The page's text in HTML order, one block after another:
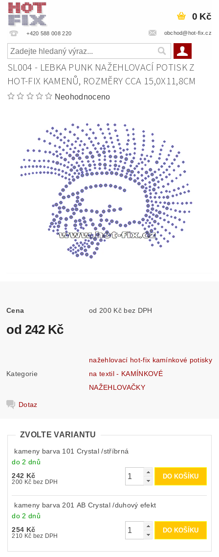
+420 588 008 220 obchod@hot-fix.cz
0 Kč
SL004 - LEBKA PUNK NAŽEHLOVACÍ POTISK Z
HOT-FIX KAMENŮ, ROZMĚRY CCA 15,0X11,8CM
Neohodnoceno
Cena od 200 Kč bez DPH
od 242 Kč
Kategorie
nažehlovací hot-fix kamínkové potisky
na textil - KAMÍNKOVÉ
NAŽEHLOVAČKY
Dotaz
ZVOLTE VARIANTU
kameny barva 101 Crystal /stříbrná
do 2 dnů
242 Kč
200 Kč bez DPH
kameny barva 201 AB Crystal /duhový efekt
do 2 dnů
254 Kč
210 Kč bez DPH